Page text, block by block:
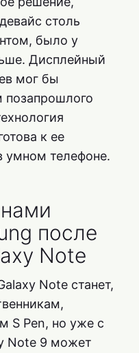
столь
было у
Дисплейный
мог бы
к ее
умном телефоне.
после
Note
Note станет,
S Pen, но уже с
Note 9 может